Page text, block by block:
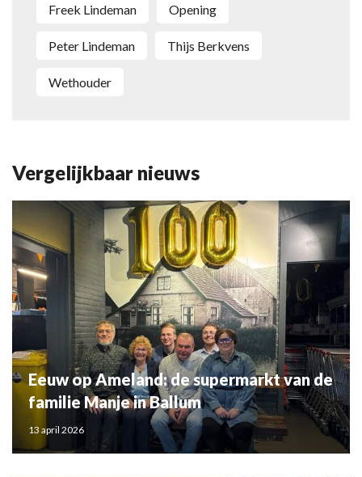
Freek Lindeman opening
Peter Lindeman Thijs Berkvens
wethouder
Vergelijkbaar nieuws
Eeuw op Ameland: de supermarkt van de
familie Manje in Ballum
13 april 2026